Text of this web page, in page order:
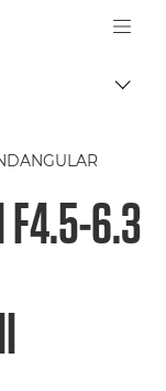
Logo, back to
F4.5-6.3